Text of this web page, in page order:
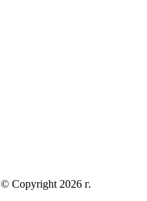
© Copyright 2026 г.